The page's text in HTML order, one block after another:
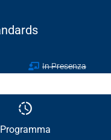
In Presenza
Programma